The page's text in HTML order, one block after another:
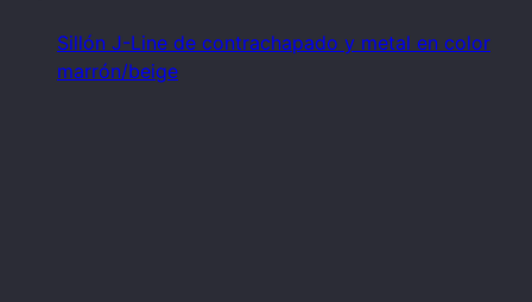
Sillón J-Line de contrachapado y metal en color
marrón/beige